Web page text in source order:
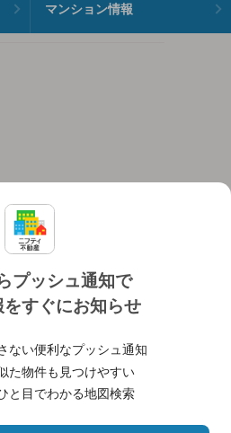
プッシュ通知で
すぐにお知らせ
ない便利なプッシュ通知
た物件も見つけやすい
と目でわかる地図検索
マンション情報
リシー 利用規約
い合わせ 採用情報